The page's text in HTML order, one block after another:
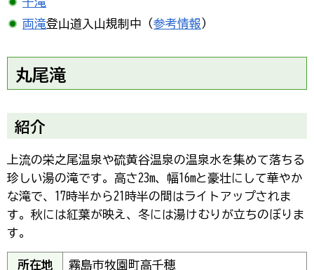
両滝登山道入山規制中（参考情報 ）
丸尾滝
紹介
上流の栄之尾温泉や硫黄谷温泉の温泉水を集めて落ちる
珍しい湯の滝です。高さ23m、幅16mと豪壮にして華やか
な滝で、17時半から21時半の間はライトアップされま
す。秋には紅葉が映え、冬には湯けむりが立ちのぼりま
す。
所在地 霧島市牧園町高千穂